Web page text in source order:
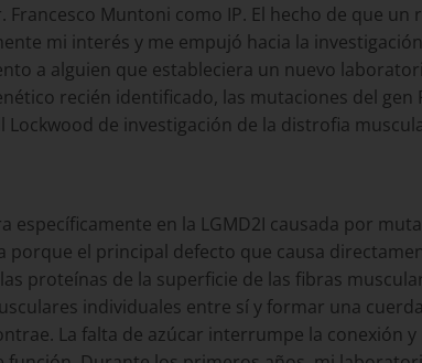
Muntoni como IP. El hecho de que
mi interés y me empujó hacia la
a alguien que estableciera un nuevo
recién identificado, las mutaciones del
de investigación de la distrofia
específicamente en la LGMD2I causada por
el principal defecto que causa
proteínas de la superficie de las fibras
individuales entre sí y formar una
La falta de azúcar interrumpe la